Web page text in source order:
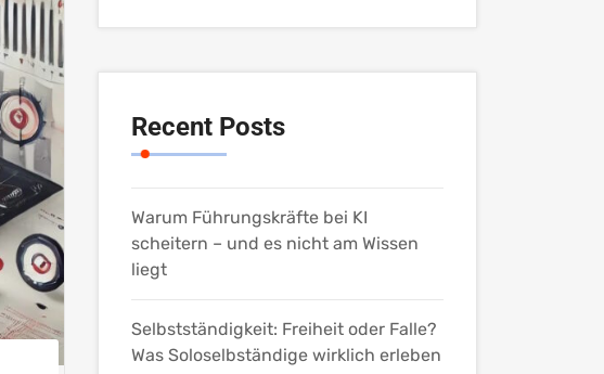
Recent Posts
Warum Führungskräfte bei KI
scheitern – und es nicht am Wissen
liegt
Selbstständigkeit: Freiheit oder Falle?
Was Soloselbständige wirklich erleben